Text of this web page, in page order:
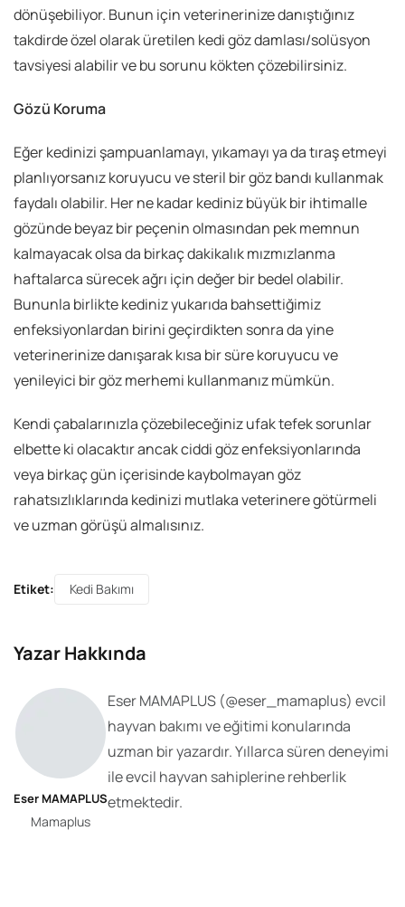
dönüşebiliyor. Bunun için veterinerinize danıştığınız
takdirde özel olarak üretilen kedi göz damlası/solüsyon
tavsiyesi alabilir ve bu sorunu kökten çözebilirsiniz.
Gözü Koruma
Eğer kedinizi şampuanlamayı, yıkamayı ya da tıraş etmeyi
planlıyorsanız koruyucu ve steril bir göz bandı kullanmak
faydalı olabilir. Her ne kadar kediniz büyük bir ihtimalle
gözünde beyaz bir peçenin olmasından pek memnun
kalmayacak olsa da birkaç dakikalık mızmızlanma
haftalarca sürecek ağrı için değer bir bedel olabilir.
Bununla birlikte kediniz yukarıda bahsettiğimiz
enfeksiyonlardan birini geçirdikten sonra da yine
veterinerinize danışarak kısa bir süre koruyucu ve
yenileyici bir göz merhemi kullanmanız mümkün.
Kendi çabalarınızla çözebileceğiniz ufak tefek sorunlar
elbette ki olacaktır ancak ciddi göz enfeksiyonlarında
veya birkaç gün içerisinde kaybolmayan göz
rahatsızlıklarında kedinizi mutlaka veterinere götürmeli
ve uzman görüşü almalısınız.
Etiket: Kedi Bakımı
Yazar Hakkında
Eser MAMAPLUS
Mamaplus
Eser MAMAPLUS (@eser_mamaplus) evcil
hayvan bakımı ve eğitimi konularında
uzman bir yazardır. Yıllarca süren deneyimi
ile evcil hayvan sahiplerine rehberlik
etmektedir.